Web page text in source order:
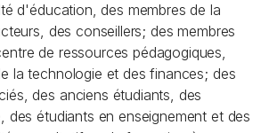
d'éducation, des membres de la
des conseillers; des membres
de ressources pédagogiques,
la technologie et des finances; des
des anciens étudiants, des
des étudiants en enseignement et des